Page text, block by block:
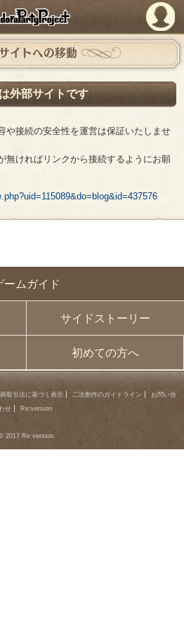
PandoraPartyProject
ームガイド
サイドストーリー
初めての方へ
イトへの移動
外部サイトです
や接続の安全性を運営は保証いたしませ
無ければリンクから接続するようにお願
取引法に基づく表示 二次創作のガイドライン
お問い合
わせ
Re:version
2017 Re:version.